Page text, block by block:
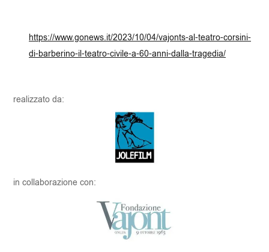
https://www.gonews.it/2023/10/04/vajonts-al-teatro-corsini-
di-barberino-il-teatro-civile-a-60-anni-dalla-tragedia/
realizzato da:
in collaborazione con: